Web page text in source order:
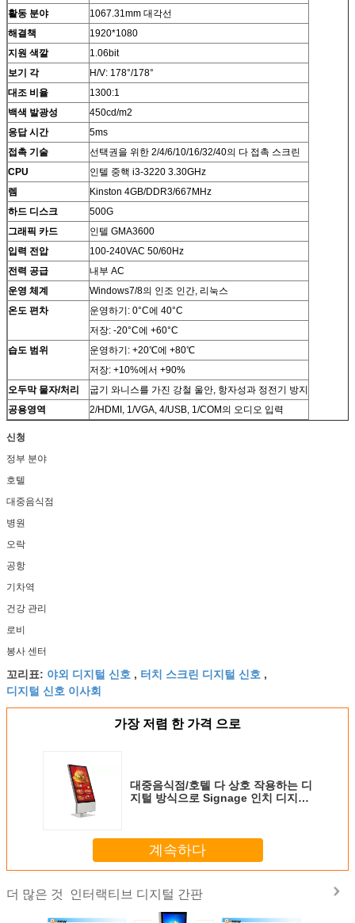
활동 분야
1067.31mm 대각선
해결책
1920*1080
지원 색깔
1.06bit
보기 각
H/V: 178°/178°
대조 비율
1300:1
백색 발광성
450cd/m2
응답 시간
5ms
접촉 기술
선택권을 위한 2/4/6/10/16/32/40의 다 접촉 스크린
CPU
인텔 중핵 i3-3220 3.30GHz
렘
Kinston 4GB/DDR3/667MHz
하드 디스크
500G
그래픽 카드
인텔 GMA3600
입력 전압
100-240VAC 50/60Hz
전력 공급
내부 AC
운영 체계
Windows7/8의 인조 인간, 리눅스
온도 편차
운영하기: 0°C에 40°C
저장: -20°C에 +60°C
습도 범위
운영하기: +20℃에 +80℃
저장: +10%에서 +90%
오두막 물자/처리
굽기 와니스를 가진 강철 울안, 항자성과 정전기 방지
공용영역
2/HDMI, 1/VGA, 4/USB, 1/COM의 오디오 입력
신청
정부 분야
호텔
대중음식점
병원
오락
공항
기차역
건강 관리
로비
봉사 센터
꼬리표: 야외 디지털 신호 , 터치 스크린 디지털 신호 ,
디지털 신호 이사회
가장 저렴 한 가격 으로
대중음식점/호텔 다 상호 작용하는 디
지털 방식으로 Signage 인치 디지털
계속하다
더 많은 것 인터랙티브 디지털 간판